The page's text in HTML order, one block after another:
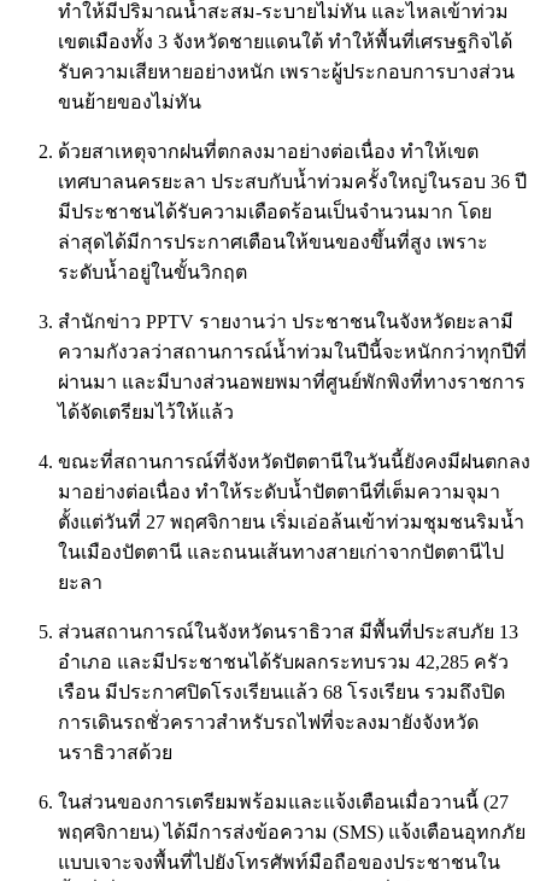
ทำให้มีปริมาณน้ำสะสม-ระบายไม่ทัน และไหลเข้าท่วม
เขตเมืองทั้ง 3 จังหวัดชายแดนใต้ ทำให้พื้นที่เศรษฐกิจได้
รับความเสียหายอย่างหนัก เพราะผู้ประกอบการบางส่วน
ขนย้ายของไม่ทัน
ด้วยสาเหตุจากฝนที่ตกลงมาอย่างต่อเนื่อง ทำให้เขต
เทศบาลนครยะลา ประสบกับน้ำท่วมครั้งใหญ่ในรอบ 36 ปี
มีประชาชนได้รับความเดือดร้อนเป็นจำนวนมาก โดย
ล่าสุดได้มีการประกาศเตือนให้ขนของขึ้นที่สูง เพราะ
ระดับน้ำอยู่ในขั้นวิกฤต
สำนักข่าว PPTV รายงานว่า ประชาชนในจังหวัดยะลามี
ความกังวลว่าสถานการณ์น้ำท่วมในปีนี้จะหนักกว่าทุกปีที่
ผ่านมา และมีบางส่วนอพยพมาที่ศูนย์พักพิงที่ทางราชการ
ได้จัดเตรียมไว้ให้แล้ว
ขณะที่สถานการณ์ที่จังหวัดปัตตานีในวันนี้ยังคงมีฝนตกลง
มาอย่างต่อเนื่อง ทำให้ระดับน้ำปัตตานีที่เต็มความจุมา
ตั้งแต่วันที่ 27 พฤศจิกายน เริ่มเอ่อล้นเข้าท่วมชุมชนริมน้ำ
ในเมืองปัตตานี และถนนเส้นทางสายเก่าจากปัตตานีไป
ยะลา
ส่วนสถานการณ์ในจังหวัดนราธิวาส มีพื้นที่ประสบภัย 13
อำเภอ และมีประชาชนได้รับผลกระทบรวม 42,285 ครัว
เรือน มีประกาศปิดโรงเรียนแล้ว 68 โรงเรียน รวมถึงปิด
การเดินรถชั่วคราวสำหรับรถไฟที่จะลงมายังจังหวัด
นราธิวาสด้วย
ในส่วนของการเตรียมพร้อมและแจ้งเตือนเมื่อวานนี้ (27
พฤศจิกายน) ได้มีการส่งข้อความ (SMS) แจ้งเตือนอุทกภัย
แบบเจาะจงพื้นที่ไปยังโทรศัพท์มือถือของประชาชนใน